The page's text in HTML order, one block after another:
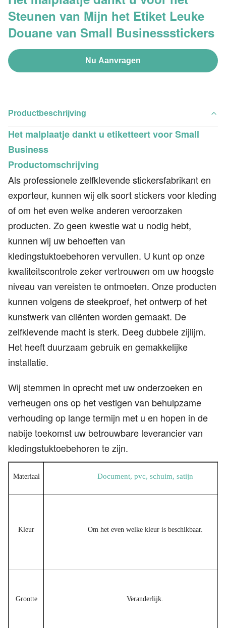
Steunen van Mijn het Etiket Leuke
Douane van Small Businessstickers
Nu Aanvragen
Productbeschrijving
Het malplaatje dankt u etiketteert voor Small
Business
Productomschrijving
Als professionele zelfklevende stickersfabrikant en
exporteur, kunnen wij elk soort stickers voor kleding
of om het even welke anderen veroorzaken
producten. Zo geen kwestie wat u nodig hebt,
kunnen wij uw behoeften van
kledingstuktoebehoren vervullen. U kunt op onze
kwaliteitscontrole zeker vertrouwen om uw hoogste
niveau van vereisten te ontmoeten. Onze producten
kunnen volgens de steekproef, het ontwerp of het
kunstwerk van cliënten worden gemaakt. De
zelfklevende macht is sterk. Deeg dubbele zijlijm.
Het heeft duurzaam gebruik en gemakkelijke
installatie.
Wij stemmen in oprecht met uw onderzoeken en
verheugen ons op het vestigen van behulpzame
verhouding op lange termijn met u en hopen in de
nabije toekomst uw betrouwbare leverancier van
kledingstuktoebehoren te zijn.
Materiaal Document, pvc, schuim, satijn
Kleur Om het even welke kleur is beschikbaar.
Grootte Veranderlijk.